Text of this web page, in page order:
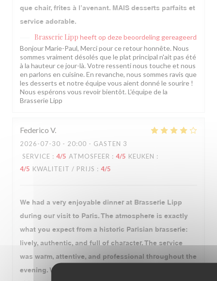
que chair, frites à l’avenant. MAIS desserts parfaits et
service adorable.
Brasserie Lipp heeft op deze beoordeling gereageerd
Bonjour Marie-Paul, Merci pour ce retour honnête. Nous
sommes vraiment désolés que le plat principal n'ait pas été
à la hauteur ce jour-là. Votre ressenti nous touche et nous
en parlons en cuisine. En revanche, nous sommes ravis que
les desserts et notre équipe vous aient donné le sourire !
Nous espérons vous revoir bientôt. L'équipe de la
Brasserie Lipp
Federico V
2026-07-30 - 20:00 - GASTEN 3
SERVICE : 4/5 ATMOSFEER : 4/5 KEUKEN :
4/5 KWALITEIT / PRIJS : 4/5
We had a very enjoyable dinner at Brasserie Lipp
during our visit to Paris. The atmosphere is exactly
what you expect from a historic Parisian brasserie:
lively, authentic, and full of character. The service
was warm, attentive, and professional throughout the
evening. We started with the leeks, followed by duck,